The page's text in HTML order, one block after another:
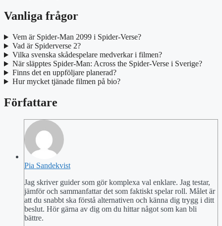
Vanliga frågor
Vem är Spider-Man 2099 i Spider-Verse?
Vad är Spiderverse 2?
Vilka svenska skådespelare medverkar i filmen?
När släpptes Spider-Man: Across the Spider-Verse i Sverige?
Finns det en uppföljare planerad?
Hur mycket tjänade filmen på bio?
Författare
Pia Sandekvist
Jag skriver guider som gör komplexa val enklare. Jag testar,
jämför och sammanfattar det som faktiskt spelar roll. Målet är
att du snabbt ska förstå alternativen och känna dig trygg i ditt
beslut. Hör gärna av dig om du hittar något som kan bli
bättre.